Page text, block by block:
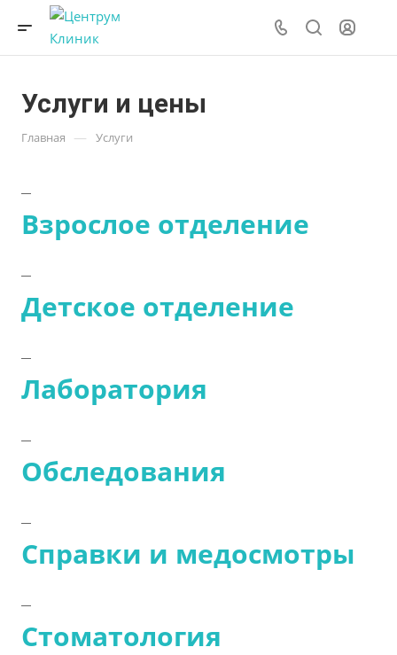
Услуги и цены
Главная — Услуги
Взрослое отделение
Детское отделение
Лаборатория
Обследования
Справки и медосмотры
Стоматология